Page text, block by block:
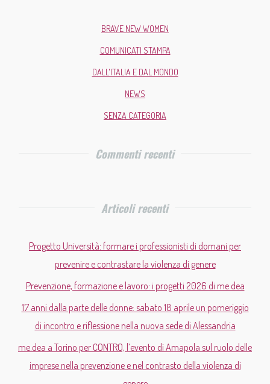
BRAVE NEW WOMEN
COMUNICATI STAMPA
DALL'ITALIA E DAL MONDO
NEWS
SENZA CATEGORIA
Commenti recenti
Articoli recenti
Progetto Università: formare i professionisti di domani per
prevenire e contrastare la violenza di genere
Prevenzione, formazione e lavoro: i progetti 2026 di me.dea
17 anni dalla parte delle donne: sabato 18 aprile un pomeriggio
di incontro e riflessione nella nuova sede di Alessandria
me.dea a Torino per CONTRO, l’evento di Amapola sul ruolo delle
imprese nella prevenzione e nel contrasto della violenza di